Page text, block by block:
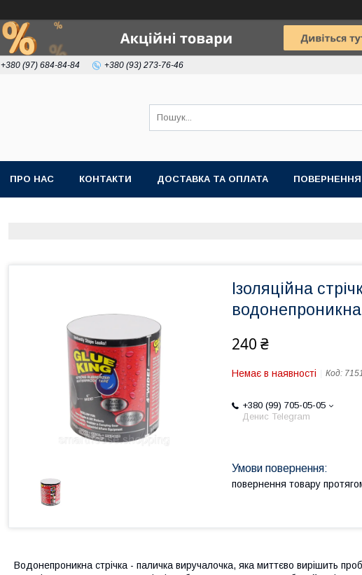
+380 (97) 684-84-84 +380 (93) 273-76-46
ПРО НАС КОНТАКТИ ДОСТАВКА ТА ОПЛАТА ПОВЕРНЕННЯ
Ізоляційна
240 ₴
Немає в наявності Код:
+380 (99) 705-05-05
Денис Telegram
повернення товару
Водонепроникна стрічка - паличка виручалочка, яка миттєво вирішить